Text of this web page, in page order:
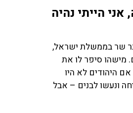
הייתי נהיה
שר בממשלת ישראל,
מישהו סיפר לו את
היהודים לא היו
ונעשו לבנים – אבל